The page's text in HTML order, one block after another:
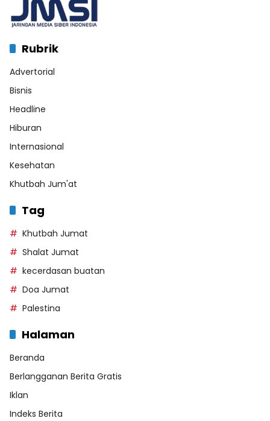
Rubrik
Advertorial
Bisnis
Headline
Hiburan
Internasional
Kesehatan
Khutbah Jum'at
Tag
Khutbah Jumat
Shalat Jumat
kecerdasan buatan
Doa Jumat
Palestina
Halaman
Beranda
Berlangganan Berita Gratis
Iklan
Indeks Berita